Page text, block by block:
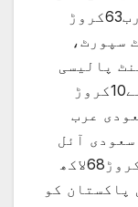
پراجیکٹ ایڈ ملی ہے جس میں 2ارب63کروڑ
سپورٹ،
پالیسی
کریڈٹ، اسلامی ترقیاتی بینک سے10کروڑ
عرب
کی سعودی آئل
فیسیلیٹی شامل ہیجبکہ2ارب38کروڑ68لاکھ
پاکستان کو